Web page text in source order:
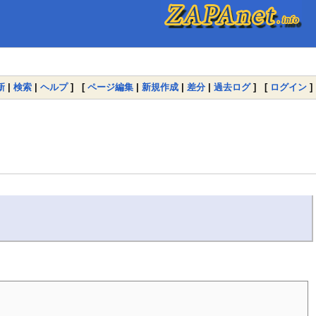
| 検索 | ヘルプ] [ ページ編集 | 新規作成 | 差分 | 過去ログ] [ ログイン ]